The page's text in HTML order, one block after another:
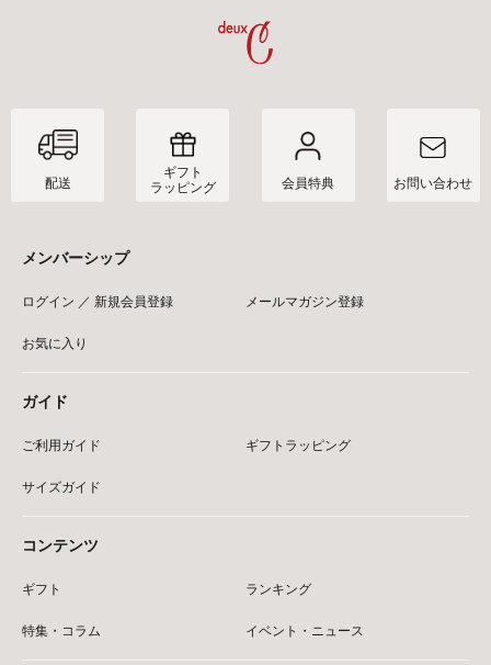
配送
ギフト
ラッピング
会員特典 お問い合わせ
メンバーシップ
ログイン ／ 新規会員登録 メールマガジン登録
お気に入り
ガイド
ご利用ガイド ギフトラッピング
サイズガイド
コンテンツ
ギフト ランキング
特集・コラム イベント・ニュース